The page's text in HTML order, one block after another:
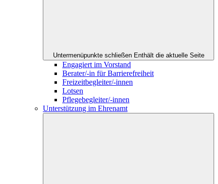
Untermenüpunkte schließen Enthält die aktuelle Seite
Engagiert im Vorstand
Berater/-in für Barrierefreiheit
Freizeitbegleiter/-innen
Lotsen
Pflegebegleiter/-innen
Unterstützung im Ehrenamt